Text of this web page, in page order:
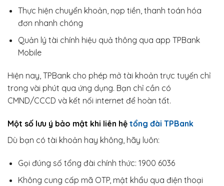
Thực hiện chuyển khoản, nạp tiền, thanh toán hóa
đơn nhanh chóng
Quản lý tài chính hiệu quả thông qua app TPBank
Mobile
Hiện nay, TPBank cho phép mở tài khoản trực tuyến chỉ
trong vài phút qua ứng dụng. Bạn chỉ cần có
CMND/CCCD và kết nối internet để hoàn tất.
Một số lưu ý bảo mật khi liên hệ tổng đài TPBank
Dù bạn có tài khoản hay không, hãy luôn:
Gọi đúng số tổng đài chính thức: 1900 6036
Không cung cấp mã OTP, mật khẩu qua điện thoại